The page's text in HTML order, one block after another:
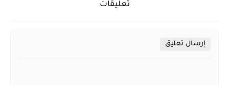
تعليقات
إرسال تعليق